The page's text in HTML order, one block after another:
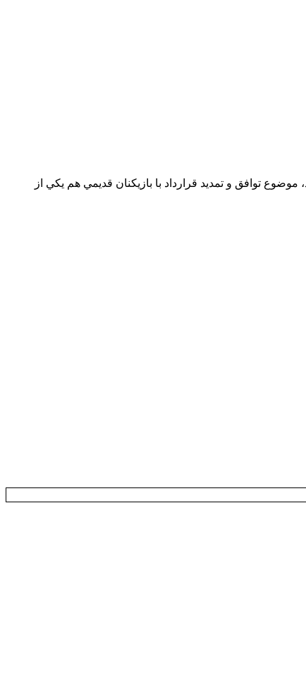
توافق و تمديد قرارداد با بازيكنان قديمي هم يكي از